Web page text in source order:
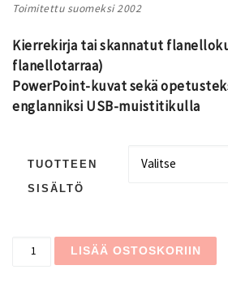
Toimitettu suomeksi 2002
Kierrekirja tai skannatut
flanellotarraa)
PowerPoint-kuvat sekä
englanniksi USB-muistitikulla
TUOTTEEN
SISÄLTÖ
Jeesuksen elämä 3 määrä
LISÄÄ OSTOSKORIIN